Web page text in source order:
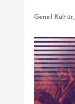
Genel Kültür,